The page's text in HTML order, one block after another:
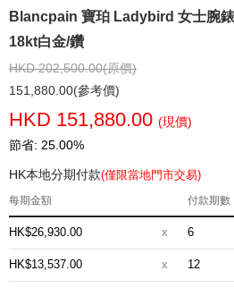
Blancpain 寶珀 Ladybird 女士腕
18kt白金/鑽
HKD 202,500.00(原價)
151,880.00(參考價)
HKD 151,880.00 (現價)
節省: 25.00%
HK本地分期付款(僅限當地門市交易)
每期金額 付款期數
HK$26,930.00 x 6
HK$13,537.00 x 12